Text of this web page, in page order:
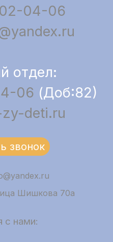
04-06
отдел:
06 (Доб:82)
deti.ru
звонок
Шишкова 70а
с нами: